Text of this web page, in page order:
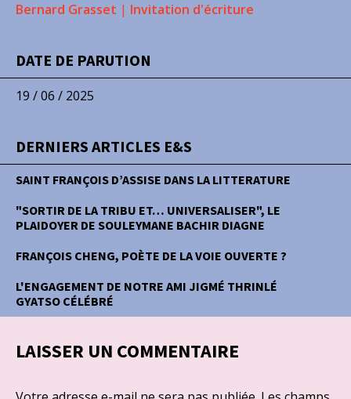
Bernard Grasset | Invitation d'écriture
DATE DE PARUTION
19 / 06 / 2025
DERNIERS ARTICLES E&S
SAINT FRANÇOIS D’ASSISE DANS LA LITTERATURE
"SORTIR DE LA TRIBU ET… UNIVERSALISER", LE
PLAIDOYER DE SOULEYMANE BACHIR DIAGNE
FRANÇOIS CHENG, POÈTE DE LA VOIE OUVERTE ?
L'ENGAGEMENT DE NOTRE AMI JIGMÉ THRINLÉ
GYATSO CÉLÉBRÉ
LAISSER UN COMMENTAIRE